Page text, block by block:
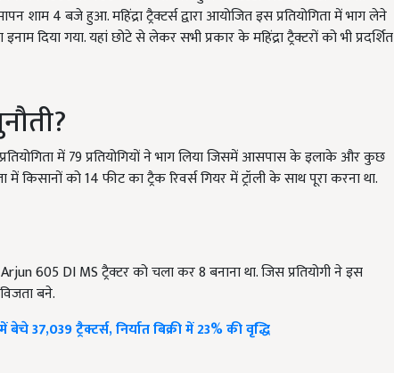
4 बजे हुआ. महिंद्रा ट्रैक्टर्स द्वारा आयोजित इस प्रतियोगिता में भाग लेने
दिया गया. यहां छोटे से लेकर सभी प्रकार के महिंद्रा ट्रैक्टरों को भी प्रदर्शित
प्रतियोगिता में 79 प्रतियोगियों ने भाग लिया जिसमें आसपास के इलाके और कुछ
किसानों को 14 फीट का ट्रैक रिवर्स गियर में ट्रॉली के साथ पूरा करना था.
605 DI MS ट्रैक्टर को चला कर 8 बनाना था. जिस प्रतियोगी ने इस
बने.
ट्रैक्टर्स, निर्यात बिक्री में 23% की वृद्धि